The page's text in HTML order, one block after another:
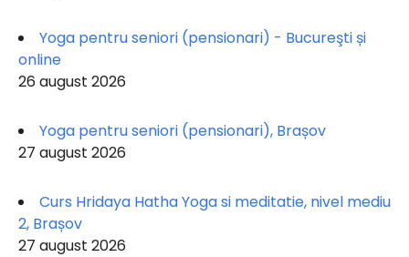
Yoga pentru seniori (pensionari) - Bucureşti și
online
26 august 2026
Yoga pentru seniori (pensionari), Brașov
27 august 2026
Curs Hridaya Hatha Yoga si meditatie, nivel mediu
2, Brașov
27 august 2026